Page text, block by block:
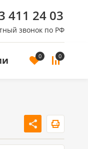
411 24 03
звонок по РФ
0 0